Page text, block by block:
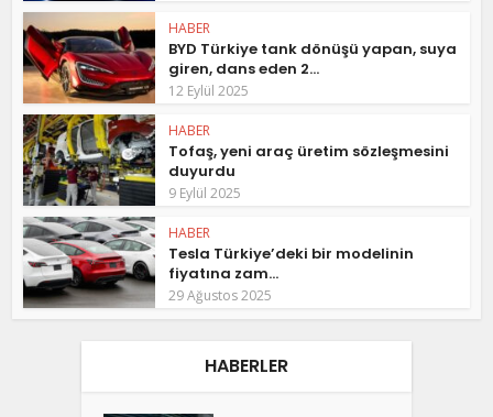
HABER
BYD Türkiye tank dönüşü yapan, suya
giren, dans eden 2...
12 Eylül 2025
HABER
Tofaş, yeni araç üretim sözleşmesini
duyurdu
9 Eylül 2025
HABER
Tesla Türkiye’deki bir modelinin
fiyatına zam...
29 Ağustos 2025
HABERLER